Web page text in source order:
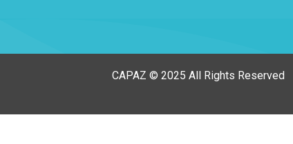
CAPAZ © 2025 All Rights Reserved